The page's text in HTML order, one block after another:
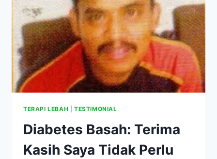
TERAPI LEBAH TESTIMONIAL
Diabetes Basah: Terima
Kasih Saya Tidak Perlu